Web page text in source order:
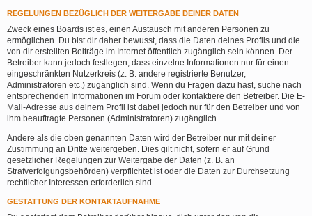
REGELUNGEN BEZÜGLICH DER WEITERGABE DEINER DATEN
Zweck eines Boards ist es, einen Austausch mit anderen Personen zu
ermöglichen. Du bist dir daher bewusst, dass die Daten deines Profils und die
von dir erstellten Beiträge im Internet öffentlich zugänglich sein können. Der
Betreiber kann jedoch festlegen, dass einzelne Informationen nur für einen
eingeschränkten Nutzerkreis (z. B. andere registrierte Benutzer,
Administratoren etc.) zugänglich sind. Wenn du Fragen dazu hast, suche nach
entsprechenden Informationen im Forum oder kontaktiere den Betreiber. Die E-
Mail-Adresse aus deinem Profil ist dabei jedoch nur für den Betreiber und von
ihm beauftragte Personen (Administratoren) zugänglich.
Andere als die oben genannten Daten wird der Betreiber nur mit deiner
Zustimmung an Dritte weitergeben. Dies gilt nicht, sofern er auf Grund
gesetzlicher Regelungen zur Weitergabe der Daten (z. B. an
Strafverfolgungsbehörden) verpflichtet ist oder die Daten zur Durchsetzung
rechtlicher Interessen erforderlich sind.
GESTATTUNG DER KONTAKTAUFNAHME